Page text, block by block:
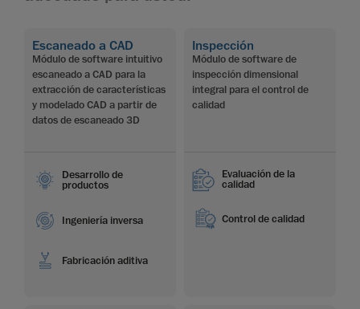
Escaneado a CAD
Módulo de software intuitivo
escaneado a CAD para la
extracción de características
y modelado CAD a partir de
datos de escaneado 3D
Desarrollo de
productos
Ingeniería inversa
Fabricación aditiva
Inspección
Módulo de software de
inspección dimensional
integral para el control de
calidad
Evaluación de la
calidad
Control de calidad